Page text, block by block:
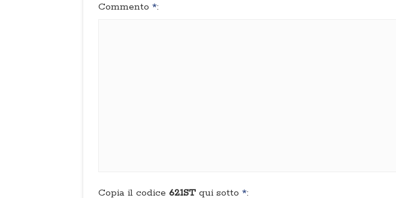
Commento *:
Copia il codice 621ST qui sotto *: